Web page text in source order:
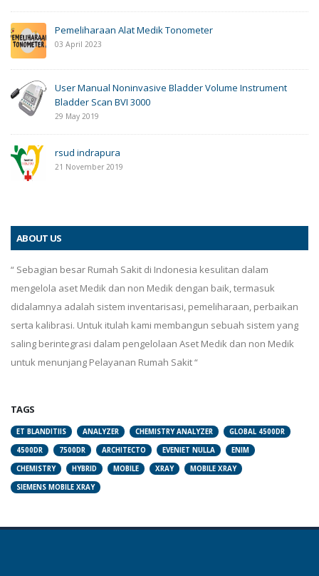
Pemeliharaan Alat Medik Tonometer
03 April 2023
User Manual Noninvasive Bladder Volume Instrument
Bladder Scan BVI 3000
29 May 2019
rsud indrapura
21 November 2019
ABOUT US
“ Sebagian besar Rumah Sakit di Indonesia kesulitan dalam
mengelola aset Medik dan non Medik dengan baik, termasuk
didalamnya adalah sistem inventarisasi, pemeliharaan, perbaikan
serta kalibrasi. Untuk itulah kami membangun sebuah sistem yang
saling berintegrasi dalam pengelolaan Aset Medik dan non Medik
untuk menunjang Pelayanan Rumah Sakit “
TAGS
ET BLANDITIIS ANALYZER CHEMISTRY ANALYZER
GLOBAL 4500DR
4500DR
7500DR ARCHITECTO EVENIET NULLA
ENIM
CHEMISTRY
HYBRID MOBILE XRAY
MOBILE XRAY
SIEMENS MOBILE XRAY